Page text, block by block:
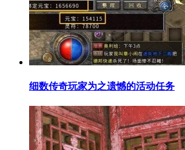
细数传奇玩家为之遗憾的活动任务